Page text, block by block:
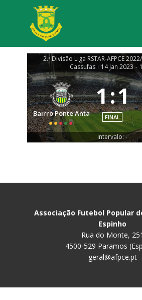
2.ª Divisão Liga RSTAR-AFPCE
Cassufas | 14 Jan 2023 -
Bairro Ponte Anta
1:1
FINAL
Intervalo: -
Associação Futebol Popular
Espinho
Rua do Monte, 251
4500-529 Paramos
geral@afpce.pt